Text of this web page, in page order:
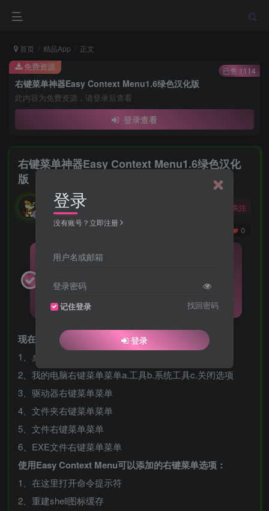
首页 精品App 正文
右键菜单神器Easy Context Menu1.6绿色汉化版
此内容为免费资源，请登录后查看
登录查看
免费资源 已售 1114
右键菜单神器Easy Context Menu1.6绿色汉化
版
勇敢的大野狼
酒醒只在花前坐，酒醉还来花下眠。
关注
0
Easy Context Menu中文版是一个右键菜单
管理应用程序，可以帮助你轻松管理右键菜
现在支持管理的右键菜单项目：
1、桌面右键菜单菜单
2、我的电脑右键菜单菜单a.工具b.系统工具c.关闭选项
3、驱动器右键菜单菜单
4、文件夹右键菜单菜单
5、文件右键菜单菜单
6、EXE文件右键菜单菜单
使用Easy Context Menu可以添加的右键菜单选项：
1、在这里打开命令提示符
2、重建shell图标缓存
登录
没有账号？立即注册
用户名或邮箱
登录密码
记住登录 找回密码
登录